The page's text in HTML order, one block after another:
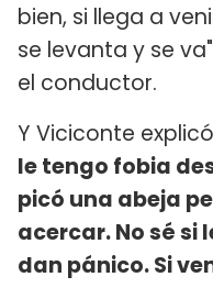
bien, si llega a
se levanta y se
el conductor.
Y Viciconte
le tengo fobia
picó una abeja
acercar. No sé si
dan pánico. Si